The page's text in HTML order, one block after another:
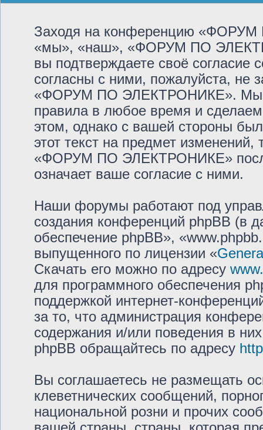
Заходя на конференцию
«мы», «наш», «ФОРУМ ПО
вы подтверждаете своё
согласны с ними, пожалуйста, не
«ФОРУМ ПО ЭЛЕКТРОНИКЕ». Мы
правила в любое время и
этом, однако с вашей стороны
этот текст на предмет
«ФОРУМ ПО ЭЛЕКТРОНИКЕ» после
означает ваше согласие с ними.
Наши форумы работают под
создания конференций phpBB (в
обеспечение phpBB»,
выпущенного по лицензии «
Скачать его можно по адресу
для программного обеспечения
поддержкой интернет-
за то, что администрация
содержания и/или поведения в
phpBB обращайтесь по адресу
Вы соглашаетесь не размещать
клеветнических сообщений,
национальной розни и прочих